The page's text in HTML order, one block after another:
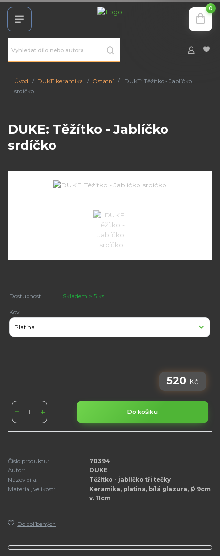
0
Úvod DUKE keramika Ostatní
DUKE: Těžítko - Jablíčko
srdíčko
DUKE: Těžítko - Jablíčko
srdíčko
Dostupnost Skladem > 5 ks
Kov
520 Kč
Do košíku
Číslo produktu:
70394
Autor:
DUKE
Název díla:
Těžítko - jablíčko tři tečky
Materiál, velikost:
Keramika, platina, bílá glazura, Ø 9cm
v. 11cm
Do oblíbených